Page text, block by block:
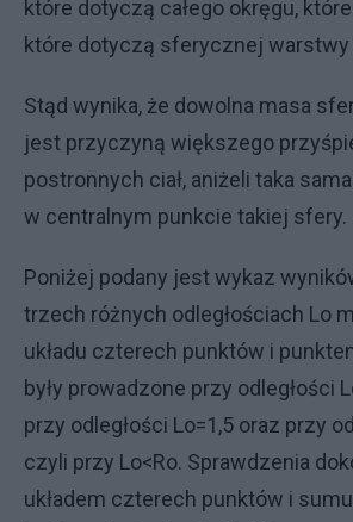
które dotyczą całego okręgu,
które dotyczą sferycznej warstwy
Stąd wynika, że dowolna masa
jest przyczyną większego
postronnych ciał, aniżeli taka
w centralnym punkcie takiej sfery.
Poniżej podany jest wykaz
trzech różnych odległościach Lo
układu czterech punktów i
były prowadzone przy odległości
przy odległości Lo=1,5 oraz przy
czyli przy Lo<Ro. Sprawdzenia
układem czterech punktów i